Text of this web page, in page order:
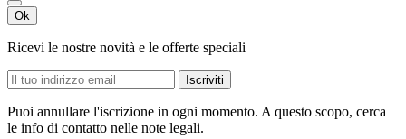
Ok
Ricevi le nostre novità e le offerte speciali
Puoi annullare l'iscrizione in ogni momento. A questo scopo, cerca
le info di contatto nelle note legali.